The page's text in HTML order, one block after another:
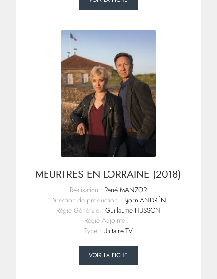
MEURTRES EN LORRAINE (2018)
Réalisation : René MANZOR
Direction de production : Bjorn ANDRÉN
Régie Générale : Guillaume HUSSON
Régie Adjointe : -
Type : Unitaire TV
VOIR LA FICHE